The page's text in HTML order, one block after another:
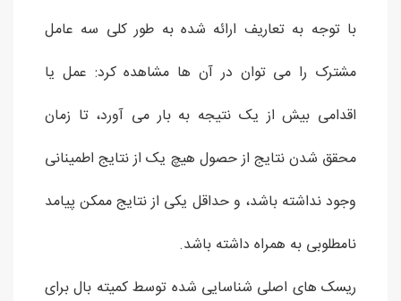
با توجه به تعاریف ارائه شده به طور کلی سه عامل
مشترک را می توان در آن ها مشاهده کرد: عمل یا
اقدامی بیش از یک نتیجه به بار می آورد، تا زمان
محقق شدن نتایج از حصول هیچ یک از نتایج اطمینانی
وجود نداشته باشد، و حداقل یکی از نتایج ممکن پیامد
نامطلوبی به همراه داشته باشد.
ریسک های اصلی شناسایی شده توسط کمیته بال برای